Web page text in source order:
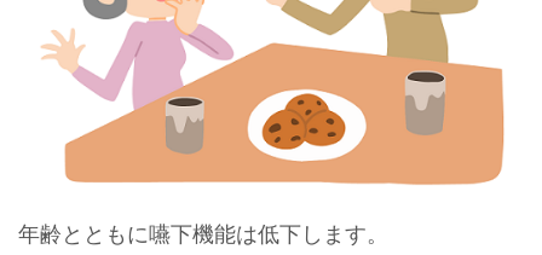
年齢とともに嚥下機能は低下します。